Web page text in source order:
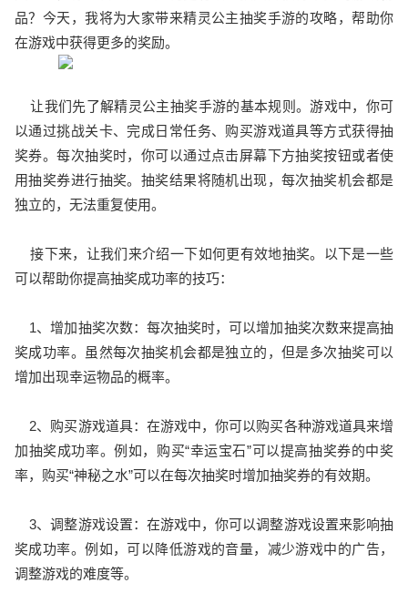
品？今天，我将为大家带来精灵公主抽奖手游的攻略，帮助你
在游戏中获得更多的奖励。
让我们先了解精灵公主抽奖手游的基本规则。游戏中，你可
以通过挑战关卡、完成日常任务、购买游戏道具等方式获得抽
奖券。每次抽奖时，你可以通过点击屏幕下方抽奖按钮或者使
用抽奖券进行抽奖。抽奖结果将随机出现，每次抽奖机会都是
独立的，无法重复使用。
接下来，让我们来介绍一下如何更有效地抽奖。以下是一些
可以帮助你提高抽奖成功率的技巧：
1、增加抽奖次数：每次抽奖时，可以增加抽奖次数来提高抽
奖成功率。虽然每次抽奖机会都是独立的，但是多次抽奖可以
增加出现幸运物品的概率。
2、购买游戏道具：在游戏中，你可以购买各种游戏道具来增
加抽奖成功率。例如，购买“幸运宝石”可以提高抽奖券的中奖
率，购买“神秘之水”可以在每次抽奖时增加抽奖券的有效期。
3、调整游戏设置：在游戏中，你可以调整游戏设置来影响抽
奖成功率。例如，可以降低游戏的音量，减少游戏中的广告，
调整游戏的难度等。